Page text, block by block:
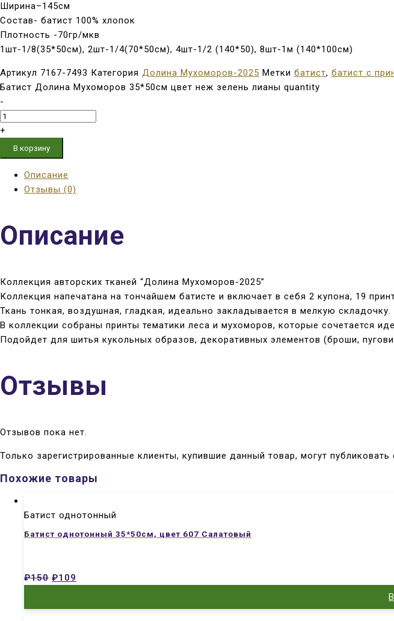
Ширина–145см
Состав- батист 100% хлопок
Плотность -70гр/мкв
1шт-1/8(35*50см), 2шт-1/4(70*50см), 4шт-1/2 (140*50), 8шт-1м (140*100см)
Артикул 7167-7493 Категория Долина Мухоморов-2025 Метки батист, батист с
Батист Долина Мухоморов 35*50см цвет неж зелень лианы quantity
-
+
В корзину
Описание
Отзывы (0)
Описание
Коллекция авторских тканей “Долина Мухоморов-2025”
Коллекция напечатана на тончайшем батисте и включает в себя 2 купона, 19
Ткань тонкая, воздушная, гладкая, идеально закладывается в мелкую складочку.
В коллекции собраны принты тематики леса и мухоморов, которые сочетается
Подойдет для шитья кукольных образов, декоративных элементов (броши,
Отзывы
Отзывов пока нет.
Только зарегистрированные клиенты, купившие данный товар, могут публиковать
Похожие товары
Батист однотонный
Батист однотонный 35*50см, цвет 607 Салатовый
₽150 ₽109